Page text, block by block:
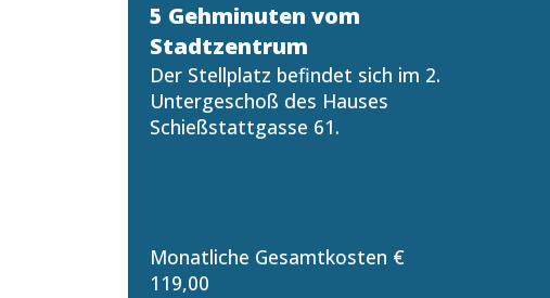
5 Gehminuten vom
Stadtzentrum
Der Stellplatz befindet sich im 2.
Untergeschoß des Hauses
Schießstattgasse 61.
Monatliche Gesamtkosten €
119,00